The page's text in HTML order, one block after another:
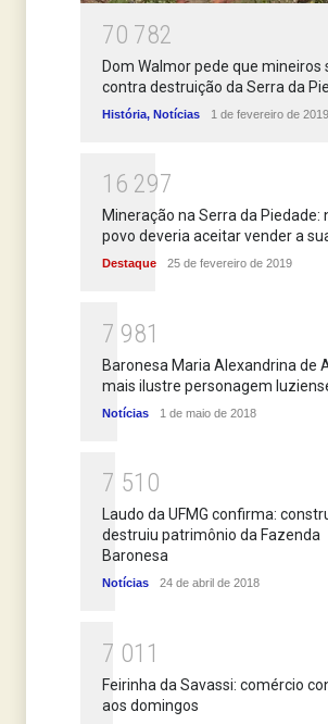
70 782
Dom Walmor pede que mineiros
contra destruição da Serra da
História, Notícias 1 de fevereiro de 2019
1 6 297
Mineração na Serra da Piedade:
povo deveria aceitar vender a
Destaque 25 de fevereiro de 2019
7 981
Baronesa Maria Alexandrina de
mais ilustre personagem
Notícias 1 de maio de 2018
7 51 0
Laudo da UFMG confirma:
destruiu patrimônio da Fazenda
Baronesa
Notícias 24 de abril de 2018
7 01 1
Feirinha da Savassi: comércio
aos domingos